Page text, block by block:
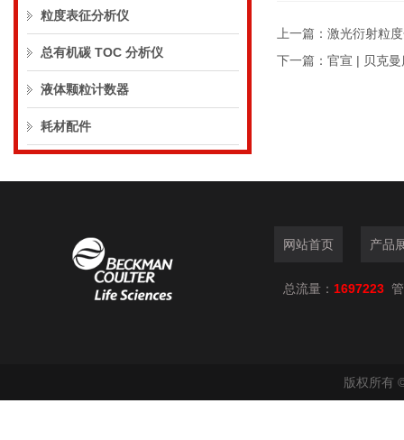
粒度表征分析仪
总有机碳 TOC 分析仪
液体颗粒计数器
耗材配件
上一篇： 激光衍射粒
下一篇： 官宣 | 贝克
网站首页 产品
总流量： 1697223
版权所有